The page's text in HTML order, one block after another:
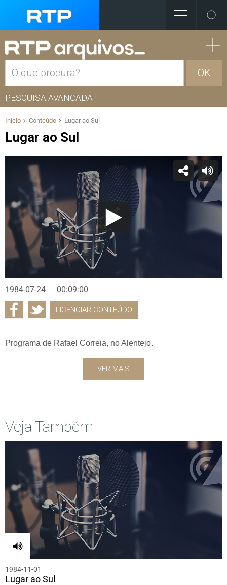
OK
PESQUISA AVANÇADA
Início Conteúdo Lugar ao Sul
Lugar ao Sul
1984-07-24 00:09:00
LICENCIAR CONTEÚDO
Programa de Rafael Correia, no Alentejo.
VER MAIS
Veja Também
1984-11-01
Lugar ao Sul